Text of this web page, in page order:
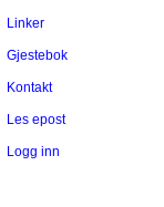
Linker
Gjestebok
Kontakt
Les epost
Logg inn